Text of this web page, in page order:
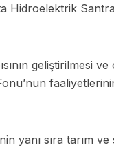
Hidroelektrik
geliştirilmesi
yanı sıra tarım